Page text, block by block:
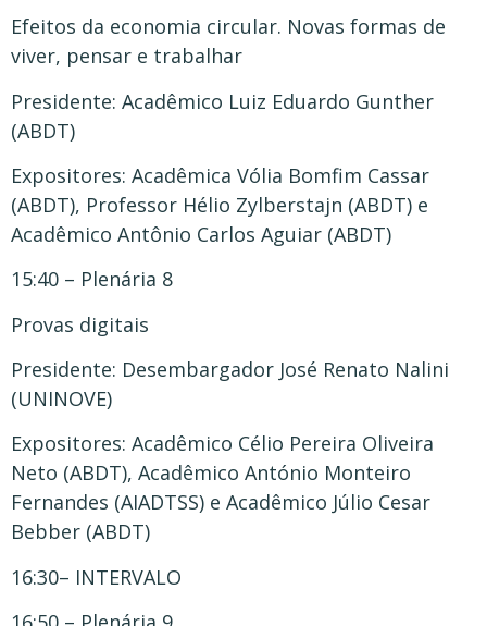
Efeitos da economia circular. Novas formas de
viver, pensar e trabalhar
Presidente: Acadêmico Luiz Eduardo Gunther
(ABDT)
Expositores: Acadêmica Vólia Bomfim Cassar
(ABDT), Professor Hélio Zylberstajn (ABDT) e
Acadêmico Antônio Carlos Aguiar (ABDT)
15:40 – Plenária 8
Provas digitais
Presidente: Desembargador José Renato Nalini
(UNINOVE)
Expositores: Acadêmico Célio Pereira Oliveira
Neto (ABDT), Acadêmico António Monteiro
Fernandes (AIADTSS) e Acadêmico Júlio Cesar
Bebber (ABDT)
16:30– INTERVALO